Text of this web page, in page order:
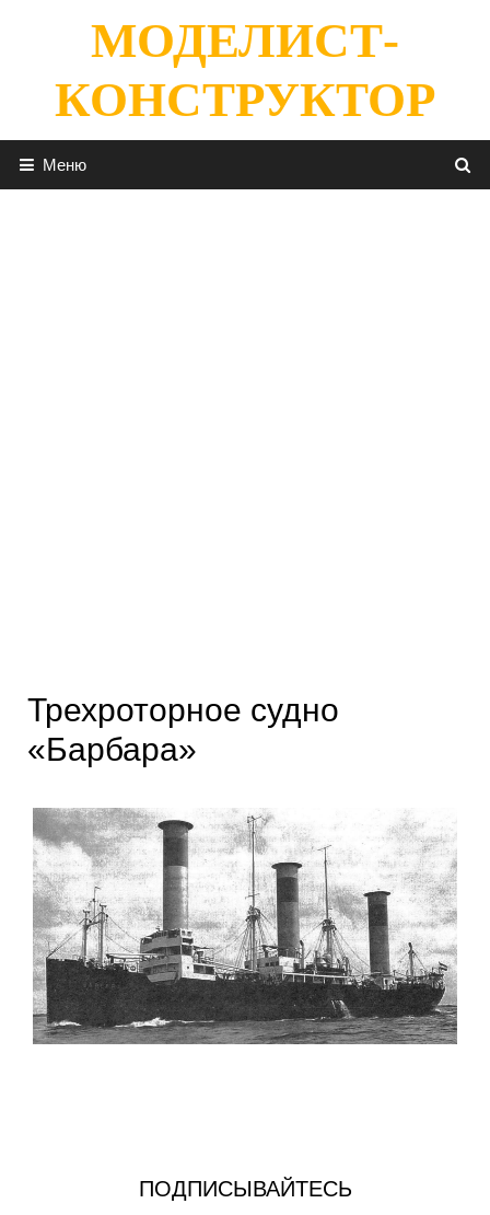
содержимомуМОДЕЛИСТ-
КОНСТРУКТОР
Меню
Трехроторное судно
«Барбара»
ПОДПИСЫВАЙТЕСЬ